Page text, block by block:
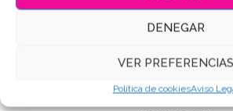
DENEGAR
VER PREFERENCIAS
Política de cookiesAviso
Galletas de mantequilla